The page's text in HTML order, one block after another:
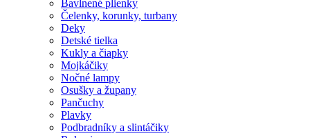
Bavlnené plienky
Čelenky, korunky, turbany
Deky
Detské tielka
Kukly a čiapky
Mojkáčiky
Nočné lampy
Osušky a župany
Pančuchy
Plavky
Podbradníky a slintáčiky